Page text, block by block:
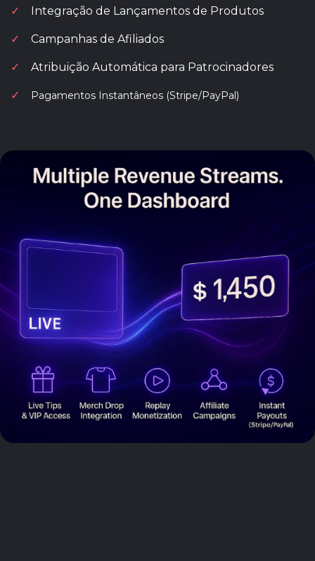
✓ Integração de Lançamentos de Produtos
✓ Campanhas de Afiliados
✓ Atribuição Automática para Patrocinadores
✓ Pagamentos Instantâneos (Stripe/PayPal)